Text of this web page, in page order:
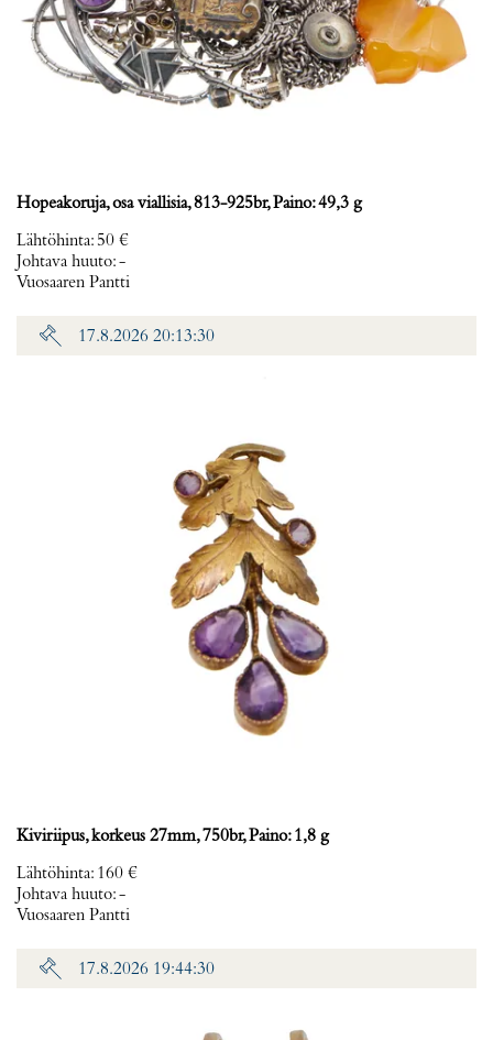
Hopeakoruja, osa viallisia, 813-925br, Paino: 49,3 g
Lähtöhinta: 50 €
Johtava huuto:-
Vuosaaren Pantti
17.8.2026 20:13:30
Kiviriipus, korkeus 27mm, 750br, Paino: 1,8 g
Lähtöhinta: 160 €
Johtava huuto:-
Vuosaaren Pantti
17.8.2026 19:44:30